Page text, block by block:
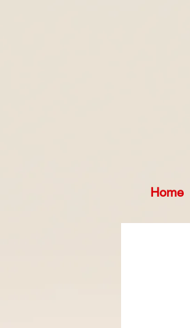
Home